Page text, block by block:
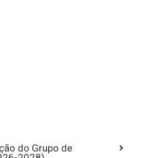
do Grupo de